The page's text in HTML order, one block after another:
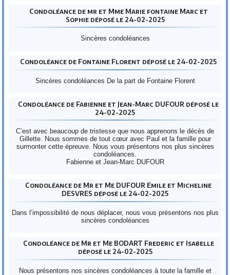
Condoléance de mr et Mme Marie fontaine Marc et
Sophie déposé le 24-02-2025
Sincères condoléances
Condoléance de Fontaine Florent déposé le 24-02-2025
Sincères condoléances De la part de Fontaine Florent
Condoléance de Fabienne et Jean-Marc DUFOUR déposé le
24-02-2025
C’est avec beaucoup de tristesse que nous apprenons le décès de
Gillette. Nous sommes de tout cœur avec Paul et la famille pour
surmonter cette épreuve. Nous vous présentons nos plus sincères
condoléances.
Fabienne et Jean-Marc DUFOUR
Condoléance de Mr et Me DUFOUR Emile et Micheline
DESVRES déposé le 24-02-2025
Dans l’impossibilité de nous déplacer, nous vous présentons nos plus
sincères condoléances
Condoléance de Mr et Me BODART Frederic et Isabelle
déposé le 24-02-2025
Nous présentons nos sincères condoléances à toute la famille et